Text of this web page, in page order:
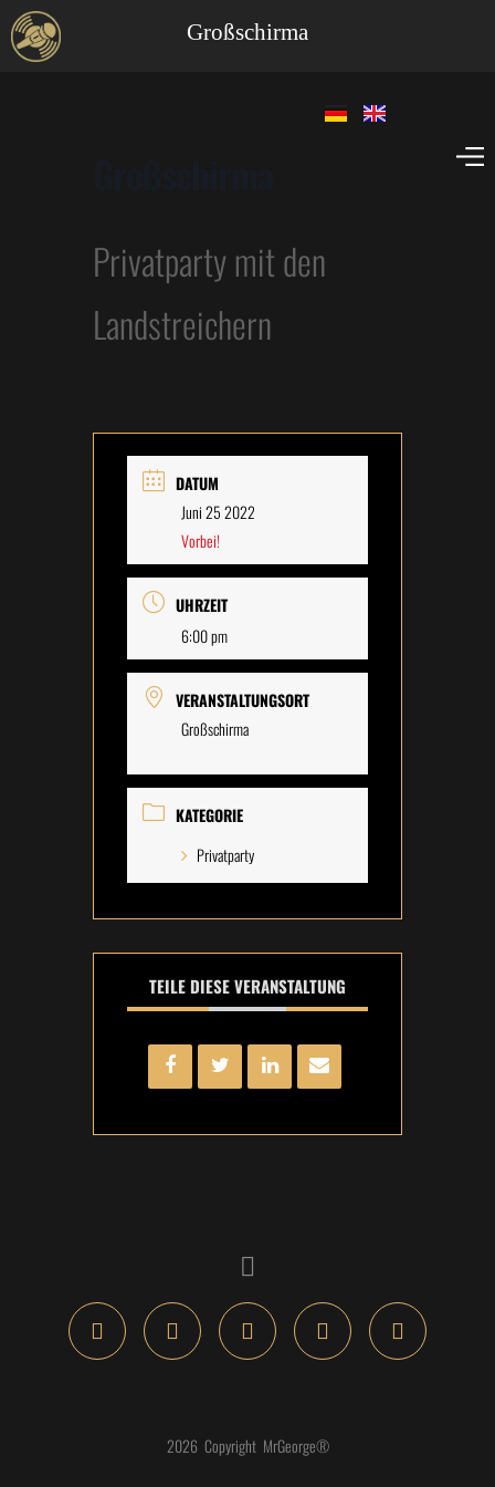
Großschirma
Privatparty mit den
Landstreichern
DATUM
Juni 25 2022
Vorbei!
UHRZEIT
6:00 pm
VERANSTALTUNGSORT
Großschirma
KATEGORIE
Privatparty
TEILE DIESE VERANSTALTUNG
2026 Copyright MrGeorge®